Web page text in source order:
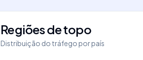
Regiões de topo
Distribuição do tráfego por país